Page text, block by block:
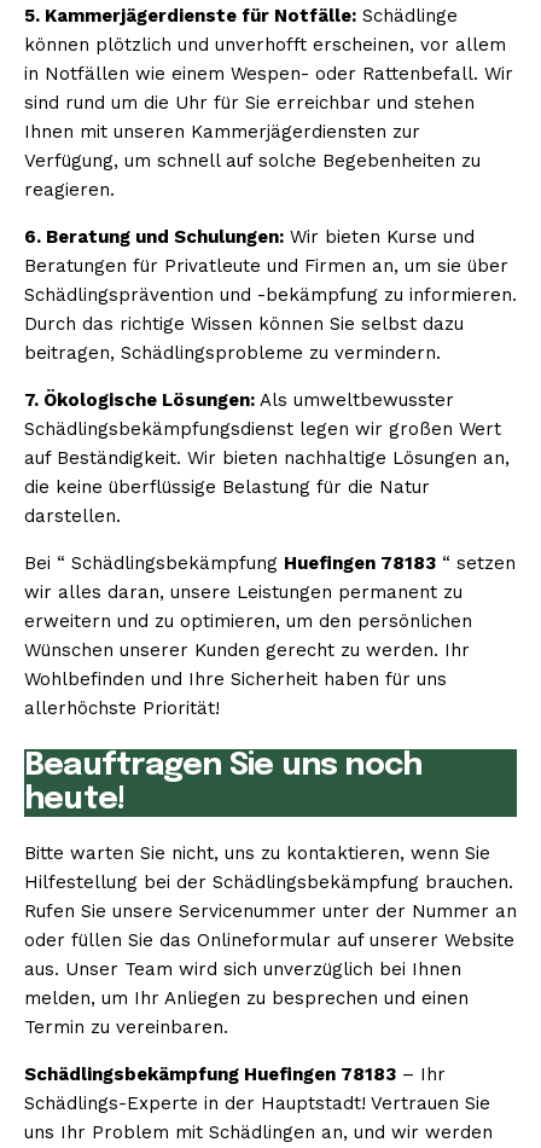
5. Kammerjägerdienste für Notfälle: Schädlinge
können plötzlich und unverhofft erscheinen, vor allem
in Notfällen wie einem Wespen- oder Rattenbefall. Wir
sind rund um die Uhr für Sie erreichbar und stehen
Ihnen mit unseren Kammerjägerdiensten zur
Verfügung, um schnell auf solche Begebenheiten zu
reagieren.
6. Beratung und Schulungen: Wir bieten Kurse und
Beratungen für Privatleute und Firmen an, um sie über
Schädlingsprävention und -bekämpfung zu informieren.
Durch das richtige Wissen können Sie selbst dazu
beitragen, Schädlingsprobleme zu vermindern.
7. Ökologische Lösungen: Als umweltbewusster
Schädlingsbekämpfungsdienst legen wir großen Wert
auf Beständigkeit. Wir bieten nachhaltige Lösungen an,
die keine überflüssige Belastung für die Natur
darstellen.
Bei “ Schädlingsbekämpfung Huefingen 78183 “ setzen
wir alles daran, unsere Leistungen permanent zu
erweitern und zu optimieren, um den persönlichen
Wünschen unserer Kunden gerecht zu werden. Ihr
Wohlbefinden und Ihre Sicherheit haben für uns
allerhöchste Priorität!
Beauftragen Sie uns noch
heute!
Bitte warten Sie nicht, uns zu kontaktieren, wenn Sie
Hilfestellung bei der Schädlingsbekämpfung brauchen.
Rufen Sie unsere Servicenummer unter der Nummer an
oder füllen Sie das Onlineformular auf unserer Website
aus. Unser Team wird sich unverzüglich bei Ihnen
melden, um Ihr Anliegen zu besprechen und einen
Termin zu vereinbaren.
Schädlingsbekämpfung Huefingen 78183 – Ihr
Schädlings-Experte in der Hauptstadt! Vertrauen Sie
uns Ihr Problem mit Schädlingen an, und wir werden